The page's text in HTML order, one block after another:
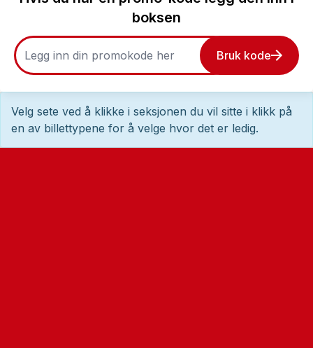
boksen
Bruk kode
Velg sete ved å klikke i seksjonen du vil sitte i klikk på
en av billettypene for å velge hvor det er ledig.